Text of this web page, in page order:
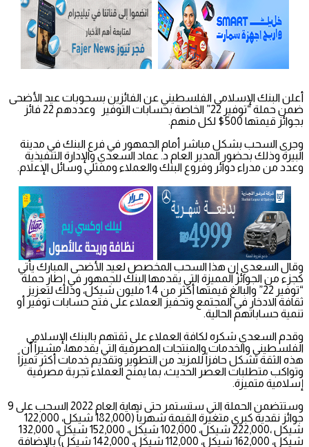
أعلن البنك الإسلامي الفلسطيني عن الفائزين بسحوبات عيد الأضحى
ضمن حملة “توفير 22” الخاصة بحسابات التوفير وعددهم 22 فائز
بجوائز قيمتها 500$ لكل منهم.
وجرى السحب بشكل مباشر أمام الجمهور في فرع البنك في مدينة
البيرة وذلك بحضور المدير العام د. عماد السعدي والإدارة التنفيذية
وعدد من مدراء دوائر وفروع البنك والعملاء وممثلي وسائل الإعلام.
وقال السعدي إن هذا السحب المخصص لعيد الأضحى المبارك يأتي
كجزء من الجوائز المميزة التي يقدمها البنك للجمهور في إطار حملة
“توفير 22” والبالغ قيمتها أكثر من 1.4 مليون شيكل، وذلك لتعزيز
ثقافة الادخار في المجتمع وتحفيز العملاء على فتح حسابات توفير أو
تنمية حساباتهم الحالية.
وقدم السعدي شكره لكافة العملاء على ثقتهم بالبنك الإسلامي
الفلسطيني والخدمات والمنتجات المصرفية التي يقدمها، مشيراً أن
هذه الثقة تشكل حافزاً للمزيد من التطوير وتقديم خدمات أكثر تميزاً
وتواكب متطلبات العصر الحديث، بما يمنح العملاء تجربة مصرفية
إسلامية متميزة.
وستتضمن الحملة التي ستستمر حتى نهاية العام 2022 السحب على 9
جوائز نقدية كبرى متغيرة القيمة شهرياً (182,000 شيكل، 122,000
شيكل ،222,000 شيكل، 102,000 شيكل، 152,000 شيكل، 132,000
شيكل، 162,000 شيكل، 112,000 شيكل، 142,000 شيكل) بالإضافة